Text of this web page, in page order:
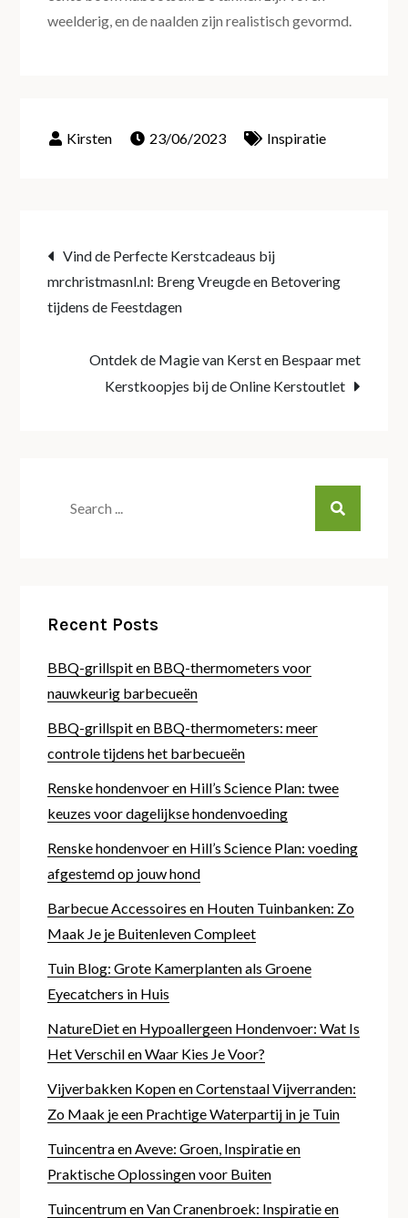
weelderig, en de naalden zijn realistisch gevormd.
23/06/2023 Inspiratie
Post
navigation
Vind de Perfecte Kerstcadeaus bij
mrchristmasnl.nl: Breng Vreugde en Betovering
tijdens de Feestdagen
Ontdek de Magie van Kerst en Bespaar met
Kerstkoopjes bij de Online Kerstoutlet
Recent Posts
BBQ-grillspit en BBQ-thermometers voor
nauwkeurig barbecueën
BBQ-grillspit en BBQ-thermometers: meer
controle tijdens het barbecueën
Renske hondenvoer en Hill’s Science Plan: twee
keuzes voor dagelijkse hondenvoeding
Renske hondenvoer en Hill’s Science Plan: voeding
afgestemd op jouw hond
Barbecue Accessoires en Houten Tuinbanken: Zo
Maak Je je Buitenleven Compleet
Tuin Blog: Grote Kamerplanten als Groene
Eyecatchers in Huis
NatureDiet en Hypoallergeen Hondenvoer: Wat Is
Het Verschil en Waar Kies Je Voor?
Vijverbakken Kopen en Cortenstaal Vijverranden:
Zo Maak je een Prachtige Waterpartij in je Tuin
Tuincentra en Aveve: Groen, Inspiratie en
Praktische Oplossingen voor Buiten
Tuincentrum en Van Cranenbroek: Inspiratie en